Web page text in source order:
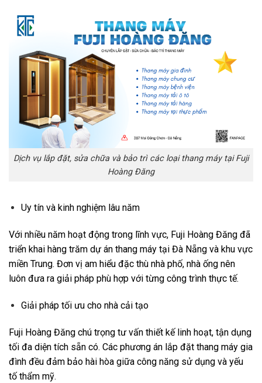
Dịch vụ lắp đặt, sửa chữa và bảo trì các loại thang máy tại Fuji
Hoàng Đăng
Uy tín và kinh nghiệm lâu năm
Với nhiều năm hoạt động trong lĩnh vực, Fuji Hoàng Đăng đã
triển khai hàng trăm dự án thang máy tại Đà Nẵng và khu vực
miền Trung. Đơn vị am hiểu đặc thù nhà phố, nhà ống nên
luôn đưa ra giải pháp phù hợp với từng công trình thực tế.
Giải pháp tối ưu cho nhà cải tạo
Fuji Hoàng Đăng chú trọng tư vấn thiết kế linh hoạt, tận dụng
tối đa diện tích sẵn có. Các phương án lắp đặt thang máy gia
đình đều đảm bảo hài hòa giữa công năng sử dụng và yếu
tố thẩm mỹ.